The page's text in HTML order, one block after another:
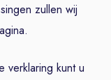
zullen wij
verklaring kunt u